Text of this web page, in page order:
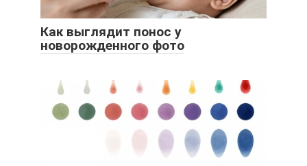
Как выглядит понос у
новорожденного фото